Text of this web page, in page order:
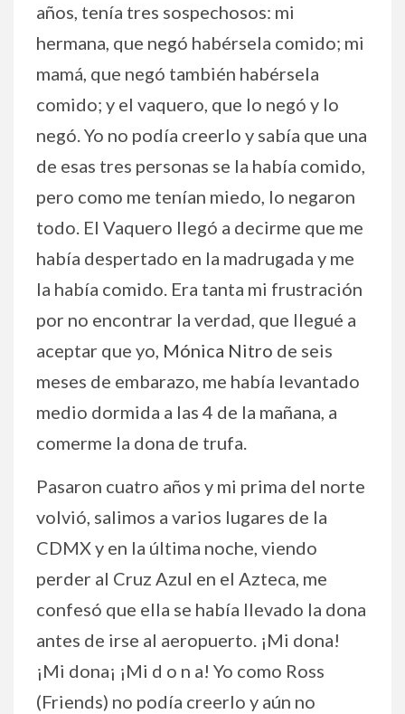
años, tenía tres sospechosos: mi
hermana, que negó habérsela comido; mi
mamá, que negó también habérsela
comido; y el vaquero, que lo negó y lo
negó. Yo no podía creerlo y sabía que una
de esas tres personas se la había comido,
pero como me tenían miedo, lo negaron
todo. El Vaquero llegó a decirme que me
había despertado en la madrugada y me
la había comido. Era tanta mi frustración
por no encontrar la verdad, que llegué a
aceptar que yo, Mónica Nitro de seis
meses de embarazo, me había levantado
medio dormida a las 4 de la mañana, a
comerme la dona de trufa.
Pasaron cuatro años y mi prima del norte
volvió, salimos a varios lugares de la
CDMX y en la última noche, viendo
perder al Cruz Azul en el Azteca, me
confesó que ella se había llevado la dona
antes de irse al aeropuerto. ¡Mi dona!
¡Mi dona¡ ¡Mi d o n a! Yo como Ross
(Friends) no podía creerlo y aún no